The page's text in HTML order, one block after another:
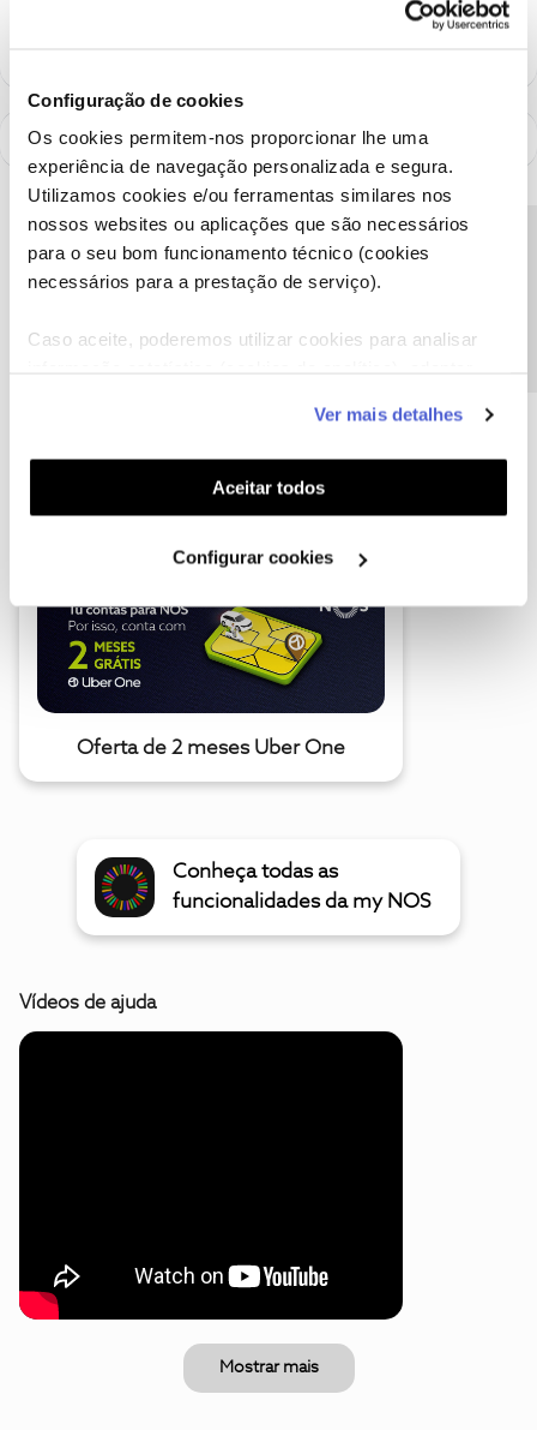
Configuração de cookies
Os cookies permitem-nos proporcionar lhe uma
experiência de navegação personalizada e segura.
Utilizamos cookies e/ou ferramentas similares nos
nossos websites ou aplicações que são necessários
para o seu bom funcionamento técnico (cookies
necessários para a prestação de serviço).
Caso aceite, poderemos utilizar cookies para analisar
funcionalidades (cookies de personalização e
funcionalidade) e adaptar anúncios aos seus interesses
(cookies de publicidade personalizada). Pode gerir a
utilização dos cookies clicando em "Configurar
Ver mais detalhes
Aceitar todos
Configurar cookies
como "Melhor Resposta" e faça "Like" nos melhores comentários.
A poupança que COMBINA
Oferta de 2 meses Uber One
Conheça todas as
funcionalidades da my NOS
Vídeos de ajuda
Mostrar mais